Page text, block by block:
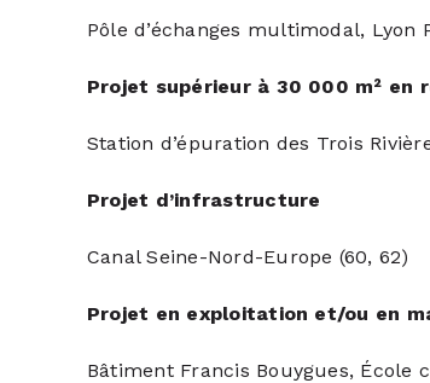
Pôle d’échanges multimodal, Lyon
Projet supérieur à 30 000 m² en
Station d’épuration des Trois
Projet d’infrastructure
Canal Seine-Nord-Europe (60, 62)
Projet en exploitation et/ou en
Bâtiment Francis Bouygues, École